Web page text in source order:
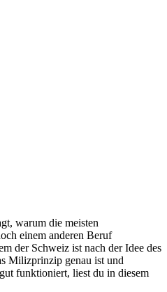
warum die meisten
einem anderen Beruf
der Schweiz ist nach der Idee des
Milizprinzip genau ist und
funktioniert, liest du in diesem